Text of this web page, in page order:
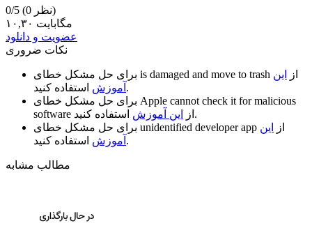
0/5
(0 نظر)
۱۰,۳۰ مگابایت
عضویت و دانلود
نکات ضروری
is damaged and move to trash از
این
آموزش استفاده کنید.
Apple cannot check it for malicious
software
از این آموزش
استفاده کنید.
unidentified developer app از
این
آموزش استفاده کنید.
مطالب مشابه